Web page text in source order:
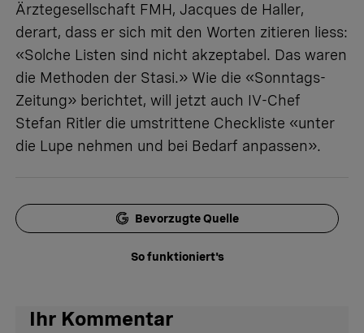
Ärztegesellschaft FMH, Jacques de Haller,
derart, dass er sich mit den Worten zitieren liess:
«Solche Listen sind nicht akzeptabel. Das waren
die Methoden der Stasi.» Wie die «Sonntags-
Zeitung» berichtet, will jetzt auch IV-Chef
Stefan Ritler die umstrittene Checkliste «unter
die Lupe nehmen und bei Bedarf anpassen».
Bevorzugte Quelle
So funktioniert's
Ihr Kommentar